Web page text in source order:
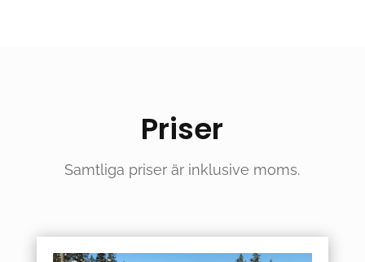
Priser
Samtliga priser är inklusive moms.